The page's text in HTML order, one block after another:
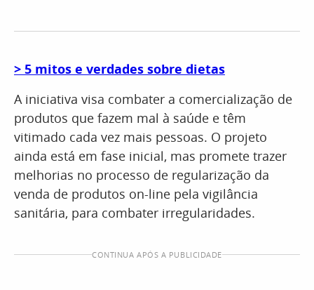
> 5 mitos e verdades sobre dietas
A iniciativa visa combater a comercialização de
produtos que fazem mal à saúde e têm
vitimado cada vez mais pessoas. O projeto
ainda está em fase inicial, mas promete trazer
melhorias no processo de regularização da
venda de produtos on-line pela vigilância
sanitária, para combater irregularidades.
CONTINUA APÓS A PUBLICIDADE